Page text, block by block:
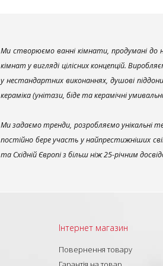
Ми створюємо ванні кімнати, продумані до
кімнат у вигляді цілісних концепцій.
у нестандартних виконаннях, душові
кераміка (унітази, біде та керамічні
Ми задаємо тренди, розробляємо унікальні
постійно бере участь у найпрестижніших
та Східній Європі з більш ніж 25-річним
Інтернет магазин
Повернення товару